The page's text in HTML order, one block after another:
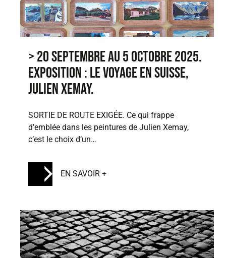
> 20 septembre au 5 octobre 2025.
Exposition : Le voyage en Suisse,
Julien Xemay.
SORTIE DE ROUTE EXIGÉE. Ce qui frappe
d’emblée dans les peintures de Julien Xemay,
c’est le choix d’un…
EN SAVOIR +